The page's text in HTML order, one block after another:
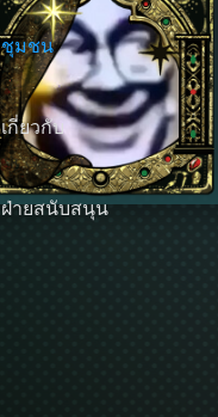
ชุมชน
เกี่ยวกับ
ฝ่ายสนับสนุน